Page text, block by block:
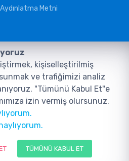
Metni
GÜVENLİK VE BİLİŞİM
aittir.Tasarım ve Yazılım:
ve Teknoloji
kişiselleştirilmiş
ve trafiğimizi analiz
"Tümünü Kabul Et"e
izin vermiş olursunuz.
TÜMÜNÜ KABUL ET